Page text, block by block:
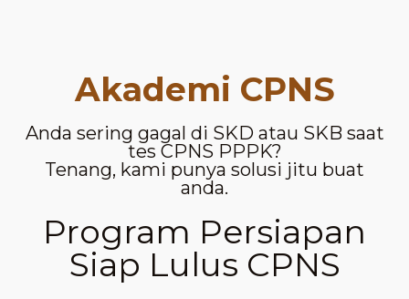
Akademi CPNS
Anda sering gagal di SKD atau SKB saat
tes CPNS PPPK?
Tenang, kami punya solusi jitu buat
anda.
Program Persiapan
Siap Lulus CPNS